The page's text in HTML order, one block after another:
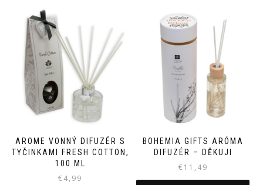
AROME VONNÝ DIFUZÉR S
TYČINKAMI FRESH COTTON,
100 ML
€4,99
BOHEMIA GIFTS ARÓMA
DIFUZÉR – DĚKUJI
€11,49